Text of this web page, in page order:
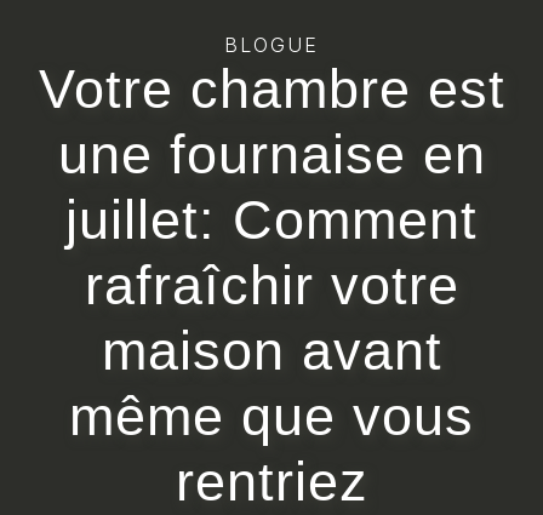
BLOGUE
Votre chambre est
une fournaise en
juillet: Comment
rafraîchir votre
maison avant
même que vous
rentriez